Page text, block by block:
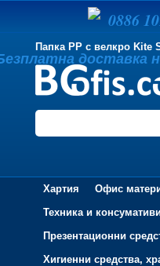
Папка PP с велкро Kite
Хартия
Офис
Техника и
Презентационни
Хигиенни средства,
0886
доставка